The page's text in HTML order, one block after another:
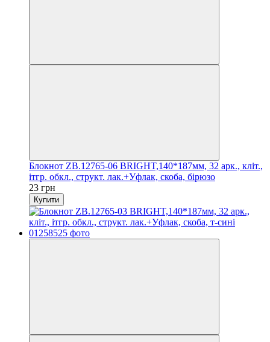
Блокнот ZB.12765-06 BRIGHT,140*187мм, 32 арк., кліт.,
ітгр. обкл., структ. лак.+Уфлак, скоба, бірюзо
23 грн
Купити